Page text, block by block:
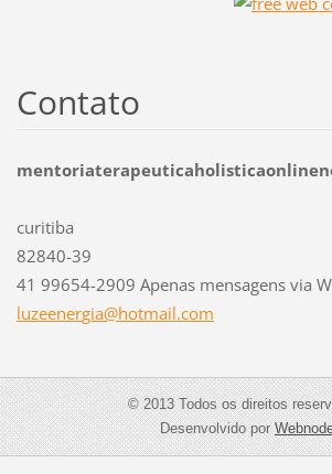
Contato
curitiba
82840-39
41 99654-2909 Apenas mensagens via
luzeenergia@hotmail.com
© 2013 Todos os direitos
Desenvolvido por